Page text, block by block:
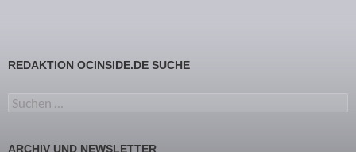
REDAKTION OCINSIDE.DE SUCHE
Suchen nach:
ARCHIV UND NEWSLETTER